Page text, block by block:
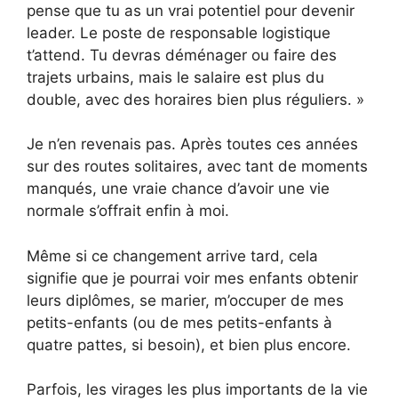
pense que tu as un vrai potentiel pour devenir
leader. Le poste de responsable logistique
t’attend. Tu devras déménager ou faire des
trajets urbains, mais le salaire est plus du
double, avec des horaires bien plus réguliers. »
Je n’en revenais pas. Après toutes ces années
sur des routes solitaires, avec tant de moments
manqués, une vraie chance d’avoir une vie
normale s’offrait enfin à moi.
Même si ce changement arrive tard, cela
signifie que je pourrai voir mes enfants obtenir
leurs diplômes, se marier, m’occuper de mes
petits-enfants (ou de mes petits-enfants à
quatre pattes, si besoin), et bien plus encore.
Parfois, les virages les plus importants de la vie